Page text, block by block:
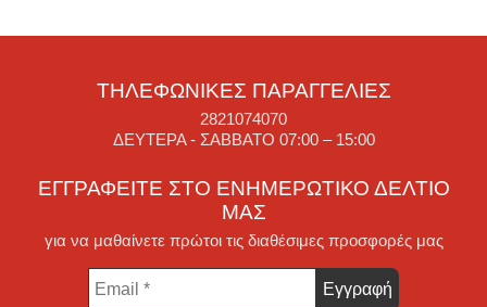
ΤΗΛΕΦΩΝΙΚΈΣ ΠΑΡΑΓΓΕΛΊΕΣ
2821074070
ΔΕΥΤΈΡΑ - ΣΆΒΒΑΤΟ 07:00 – 15:00
ΕΓΓΡΑΦΕΊΤΕ ΣΤΟ ΕΝΗΜΕΡΩΤΙΚΌ ΔΕΛΤΊΟ
ΜΑΣ
για να μαθαίνετε πρώτοι τις διαθέσιμες προσφορές μας
Email